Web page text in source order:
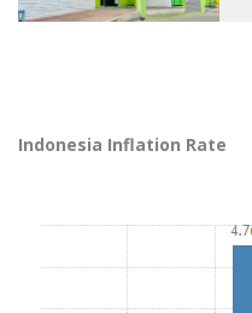
Indonesia Inflation Rate